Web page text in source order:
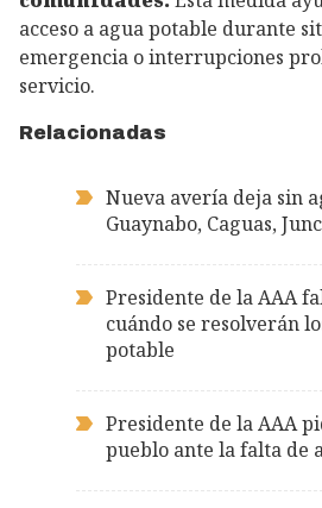
acceso a agua potable durante
emergencia o interrupciones
servicio.
Relacionadas
Nueva avería deja sin
Guaynabo, Caguas,
Presidente de la AAA
cuándo se resolverán
potable
Presidente de la AAA
pueblo ante la falta de